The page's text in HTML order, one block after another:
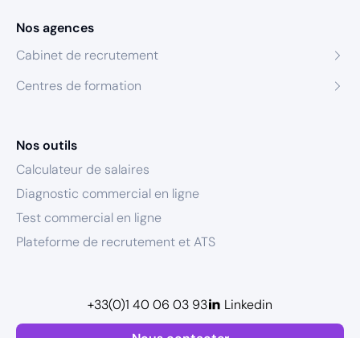
Nos agences
Cabinet de recrutement
Centres de formation
Nos outils
Calculateur de salaires
Diagnostic commercial en ligne
Test commercial en ligne
Plateforme de recrutement et ATS
+33(0)1 40 06 03 93 Linkedin